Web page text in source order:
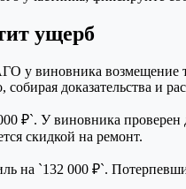
ущерб
у виновника возмещение
доказательства и
₽`. У виновника
скидкой на ремонт.
на `132 000 ₽`.